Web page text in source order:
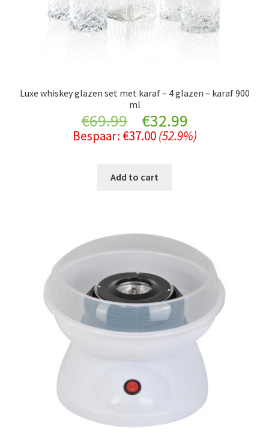
Luxe whiskey glazen set met karaf – 4 glazen – karaf 900
ml
€69.99
Original
price
was:
€32.99Current
price
Bespaar: €37.00 (52.9%)
Add to cart